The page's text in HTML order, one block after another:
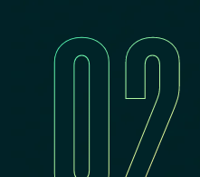
02